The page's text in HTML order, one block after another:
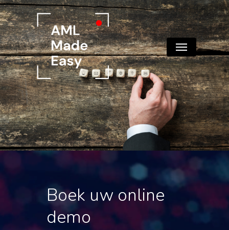
Skip
to
main
content
Menu
Boek uw online
demo